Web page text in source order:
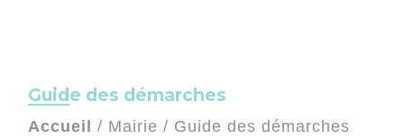
Guide des démarches
Accueil / Mairie / Guide des démarches